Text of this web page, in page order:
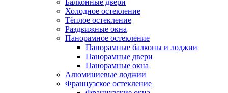
Балконные двери
Холодное остекление
Тёплое остекление
Раздвижные окна
Панорамное остекление
Панорамные балконы и лоджии
Панорамные двери
Панорамные окна
Алюминиевые лоджии
Французское остекление